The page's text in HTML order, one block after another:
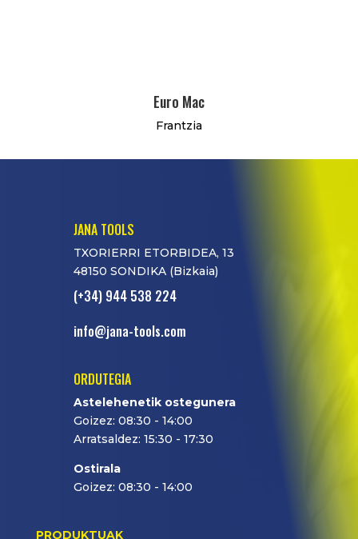
Euro Mac
Frantzia
JANA TOOLS
TXORIERRI ETORBIDEA, 13
48150 SONDIKA (Bizkaia)
(+34) 944 538 224
info@jana-tools.com
ORDUTEGIA
Astelehenetik ostegunera
Goizez: 08:30 - 14:00
Arratsaldez: 15:30 - 17:30
Ostirala
Goizez: 08:30 - 14:00
PRODUKTUAK